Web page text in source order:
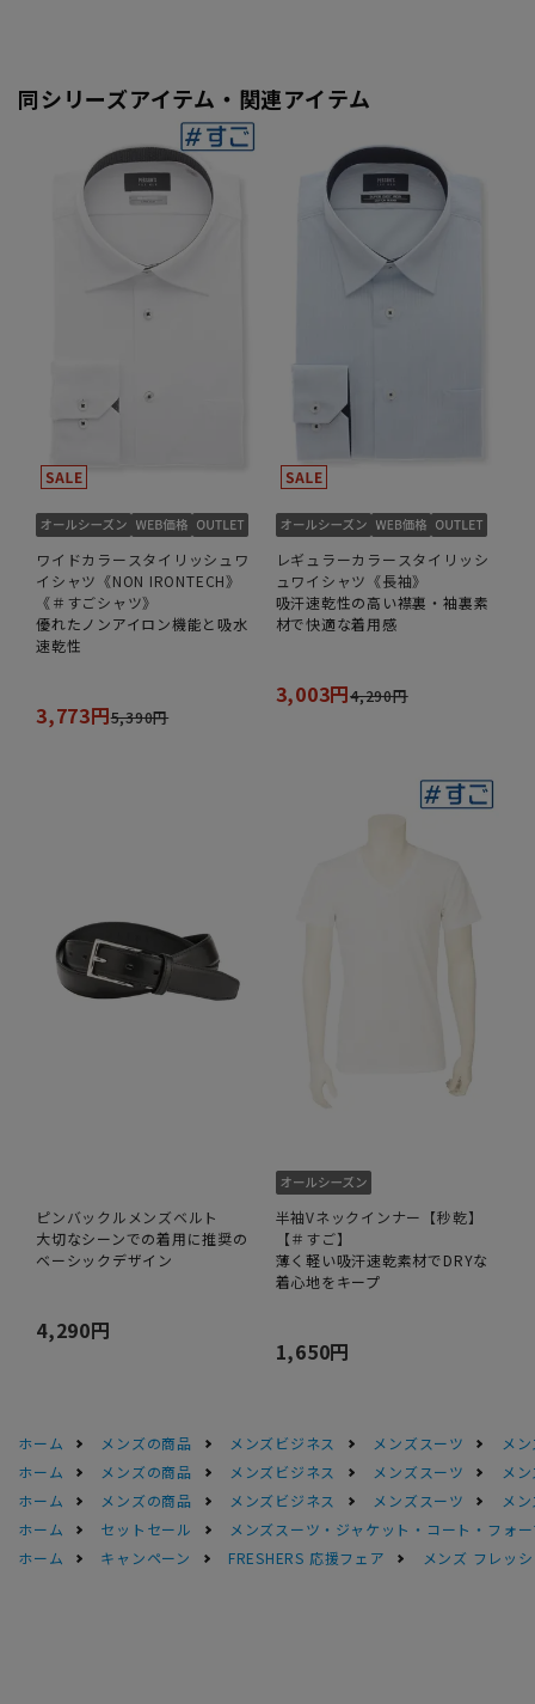
同シリーズアイテム・関連アイテム
ワイドカラースタイリッシュワ
イシャツ《NON IRONTECH》
《＃すごシャツ》
優れたノンアイロン機能と吸水
速乾性
3,773円5,390円
レギュラーカラースタイリッシ
ュワイシャツ《長袖》
吸汗速乾性の高い襟裏・袖裏素
材で快適な着用感
3,003円4,290円
ピンバックルメンズベルト
大切なシーンでの着用に推奨の
ベーシックデザイン
4,290円
半袖Vネックインナー【秒乾】
【＃すご】
薄く軽い吸汗速乾素材でDRYな
着心地をキープ
1,650円
ホーム メンズの商品 メンズビジネス メンズスーツ
メ
ホーム
メンズの商品 メンズビジネス メンズスーツ
メ
ホーム
メンズの商品 メンズビジネス メンズスーツ
メ
ホーム
セットセール
メンズスーツ・ジャケット・コート・フォ
ホーム
キャンペーン FRESHERS 応援フェア メンズ フレッ